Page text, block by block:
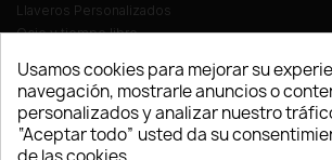
Llaveros Personalizados
Ocio y tiempo libre
Ropa y Textil
Tecnología
Verano y playa
Vestuario laboral
Usamos cookies para mejorar su
navegación, mostrarle anuncios o
personalizados y analizar nuestro
“Aceptar todo” usted da su